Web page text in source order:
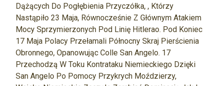
Dążących Do Pogłębienia Przyczółka, , Którzy
Nastąpiło 23 Maja, Równocześnie Z Głównym Atakiem
Mocy Sprzymierzonych Pod Linię Hitlerao. Pod Koniec
17 Maja Polacy Przełamali Północny Skraj Pierścienia
Obronnego, Opanowując Colle San Angelo. 17
Przechodzą W Toku Kontrataku Niemieckiego Dzięki
San Angelo Po Pomocy Przykrych Moździerzy,